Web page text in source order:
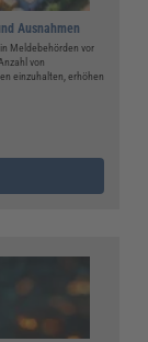
Ausnahmen
Meldebehörden vor
von
einzuhalten, erhöhen